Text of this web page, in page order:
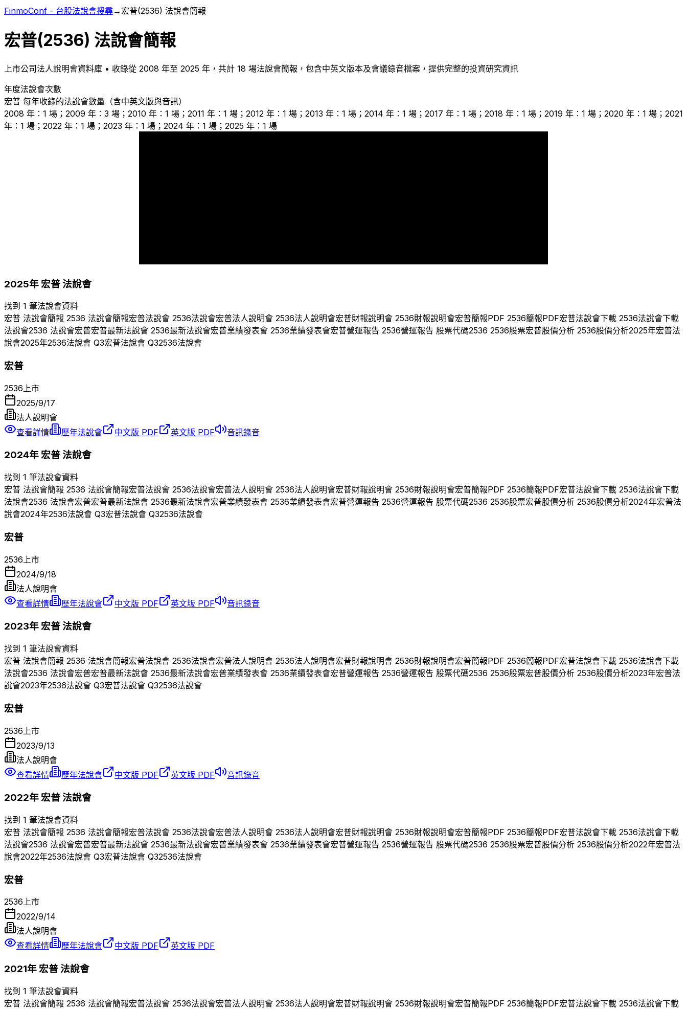
FinmoConf - 台股法說會搜尋→宏普(2536) 法說會簡報
宏普(2536) 法說會簡報
上市公司法人說明會資料庫 • 收錄從 2008 年至 2025 年，共計 18 場法說會簡報，包含中英文版本及會議錄音檔案，提供完整的投資研究資訊
年度法說會次數
宏普 每年收錄的法說會數量（含中英文版與音訊）
2008 年：1 場；2009 年：3 場；2010 年：1 場；2011 年：1 場；2012 年：1 場；2013 年：1 場；2014 年：1 場；2017 年：1 場；2018 年：1 場；2019 年：1 場；2020 年：1 場；2021
年：1 場；2022 年：1 場；2023 年：1 場；2024 年：1 場；2025 年：1 場
2025年 宏普法說會
找到 1 筆法說會資料
宏普 法說會簡報 2536 法說會簡報宏普法說會 2536法說會宏普法人說明會 2536法人說明會宏普財報說明會 2536財報說明會宏普簡報PDF 2536簡報PDF宏普法說會下載 2536法說會下載
法說會2536 法說會宏普宏普最新法說會 2536最新法說會宏普業績發表會 2536業績發表會宏普營運報告 2536營運報告 股票代碼2536 2536股票宏普股價分析 2536股價分析2025年宏普法
說會2025年2536法說會 Q3宏普法說會 Q32536法說會
宏普
2536 上市
2025/9/17
法人說明會
查看詳情
歷年法說會 中文版 PDF 英文版 PDF 音訊錄音
2024年宏普法說會
找到 1 筆法說會資料
宏普 法說會簡報 2536 法說會簡報宏普法說會 2536法說會宏普法人說明會 2536法人說明會宏普財報說明會 2536財報說明會宏普簡報PDF 2536簡報PDF宏普法說會下載 2536法說會下載
法說會2536 法說會宏普宏普最新法說會 2536最新法說會宏普業績發表會 2536業績發表會宏普營運報告 2536營運報告 股票代碼2536 2536股票宏普股價分析 2536股價分析2024年宏普法
說會2024年2536法說會 Q3宏普法說會 Q32536法說會
宏普
2536 上市
2024/9/18
法人說明會
查看詳情
歷年法說會 中文版 PDF 英文版 PDF 音訊錄音
2023年宏普法說會
找到 1 筆法說會資料
宏普 法說會簡報 2536 法說會簡報宏普法說會 2536法說會宏普法人說明會 2536法人說明會宏普財報說明會 2536財報說明會宏普簡報PDF 2536簡報PDF宏普法說會下載 2536法說會下載
法說會2536 法說會宏普宏普最新法說會 2536最新法說會宏普業績發表會 2536業績發表會宏普營運報告 2536營運報告 股票代碼2536 2536股票宏普股價分析 2536股價分析2023年宏普法
說會2023年2536法說會 Q3宏普法說會 Q32536法說會
宏普
2536 上市
2023/9/13
法人說明會
查看詳情
歷年法說會 中文版 PDF 英文版 PDF 音訊錄音
2022年宏普法說會
找到 1 筆法說會資料
宏普 法說會簡報 2536 法說會簡報宏普法說會 2536法說會宏普法人說明會 2536法人說明會宏普財報說明會 2536財報說明會宏普簡報PDF 2536簡報PDF宏普法說會下載 2536法說會下載
法說會2536 法說會宏普宏普最新法說會 2536最新法說會宏普業績發表會 2536業績發表會宏普營運報告 2536營運報告 股票代碼2536 2536股票宏普股價分析 2536股價分析2022年宏普法
說會2022年2536法說會 Q3宏普法說會 Q32536法說會
宏普
2536上市
2022/9/14
法人說明會
查看詳情
歷年法說會 中文版 PDF 英文版 PDF
2021年宏普法說會
找到 1 筆法說會資料
宏普 法說會簡報 2536 法說會簡報宏普法說會 2536法說會宏普法人說明會 2536法人說明會宏普財報說明會 2536財報說明會宏普簡報PDF 2536簡報PDF宏普法說會下載 2536法說會下載